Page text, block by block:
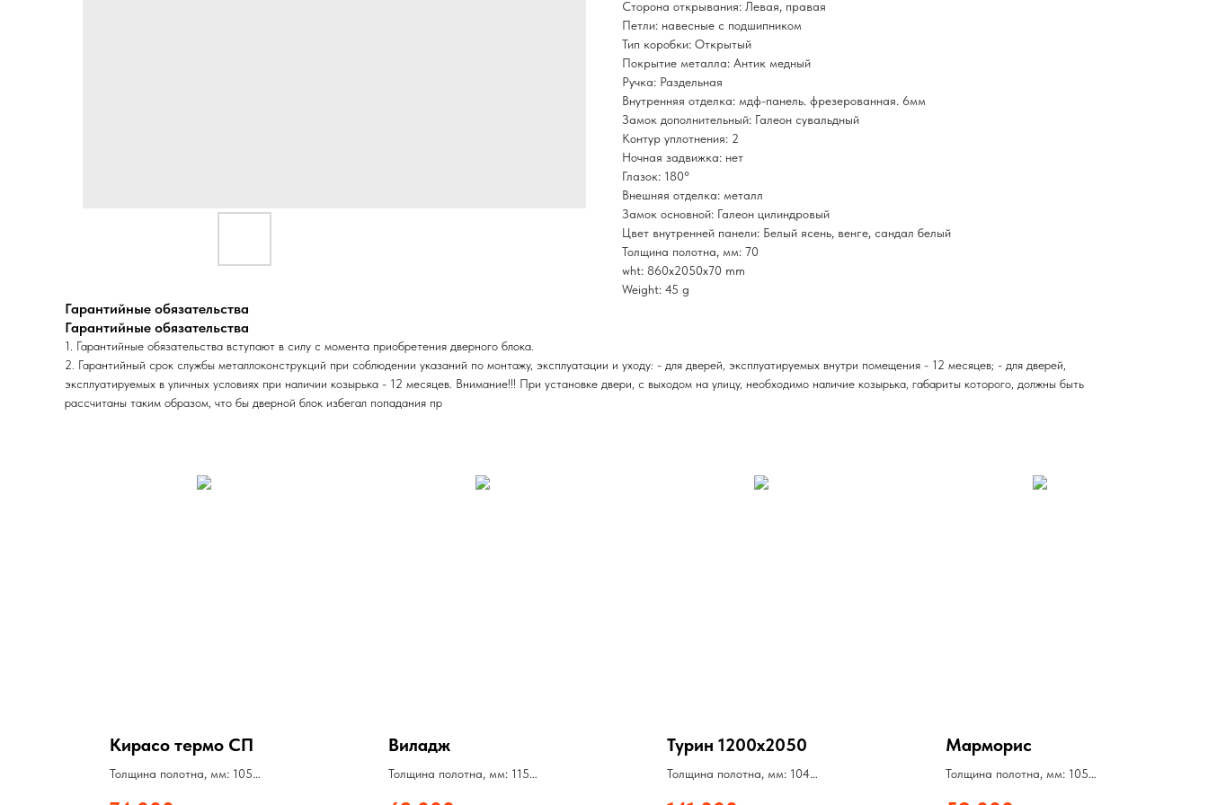
Сторона открывания: Левая, правая
Петли: навесные с подшипником
Тип коробки: Открытый
Покрытие металла: Антик медный
Ручка: Раздельная
Внутренняя отделка: мдф-панель. фрезерованная. 6мм
Замок дополнительный: Галеон сувальдный
Контур уплотнения: 2
Ночная задвижка: нет
Глазок: 180°
Внешняя отделка: металл
Замок основной: Галеон цилиндровый
Цвет внутренней панели: Белый ясень, венге, сандал белый
Толщина полотна, мм: 70
wht: 860x2050x70 mm
Weight: 45 g
Гарантийные обязательства
Гарантийные обязательства
1. Гарантийные обязательства вступают в силу с момента приобретения дверного блока.
2. Гарантийный срок службы металлоконструкций при соблюдении указаний по монтажу, эксплуатации и уходу: - для дверей, эксплуатируемых внутри помещения - 12 месяцев; - для дверей,
эксплуатируемых в уличных условиях при наличии козырька - 12 месяцев. Внимание!!! При установке двери, с выходом на улицу, необходимо наличие козырька, габариты которого, должны быть
рассчитаны таким образом, что бы дверной блок избегал попадания пр
Кирасо термо СП
Толщина полотна, мм: 105
Виладж
Толщина полотна, мм: 115
Турин 1200х2050
Толщина полотна, мм: 104
Марморис
Толщина полотна, мм: 105